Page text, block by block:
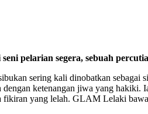
pelarian segera, sebuah
sering kali dinobatkan sebagai
dengan ketenangan jiwa yang
fikiran yang lelah. GLAM Lelaki